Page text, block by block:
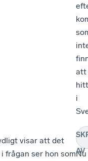
att
i
visar att det
frågan ser hon som
–
Nu
AV